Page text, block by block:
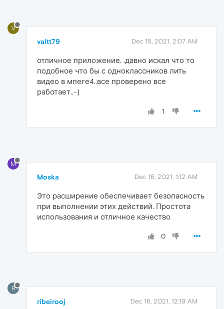
V
valtt79 Dec 15, 2021, 2:07 AM
отличное приложение. .давно искал что то
подобное что бы с одноклассников лить
видео в мпеге4..все проверено все
работает..-)
1
M
Moska Dec 16, 2021, 1:12 AM
Это расширение обеспечивает безопасность
при выполнении этих действий. Простота
использования и отличное качество
0
R
ribeirooj Dec 18, 2021, 12:19 AM